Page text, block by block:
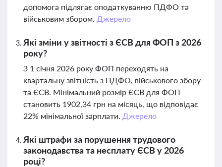
допомога підлягає оподаткуванню ПДФО та
військовим збором. Джерело
Які зміни у звітності з ЄСВ для ФОП з 2026
року?
З 1 січня 2026 року ФОП переходять на
квартальну звітність з ПДФО, військового збору
та ЄСВ. Мінімальний розмір ЄСВ для ФОП
становить 1902,34 грн на місяць, що відповідає
22% мінімальної зарплати. Джерело
Які штрафи за порушення трудового
законодавства та несплату ЄСВ у 2026
році?